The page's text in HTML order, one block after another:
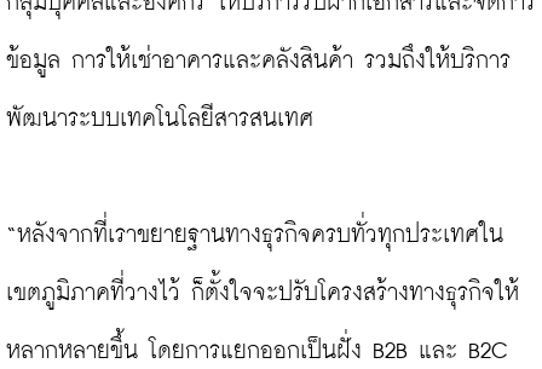
ข้อมูล การให้เช่าอาคารและคลังสินค้า รวมถึงให้บริการ
พัฒนาระบบเทคโนโลยีสารสนเทศ
“หลังจากที่เราขยายฐานทางธุรกิจครบทั่วทุกประเทศใน
เขตภูมิภาคที่วางไว้ ก็ตั้งใจจะปรับโครงสร้างทางธุรกิจให้
หลากหลายขึ้น โดยการแยกออกเป็นฝั่ง B2B และ B2C